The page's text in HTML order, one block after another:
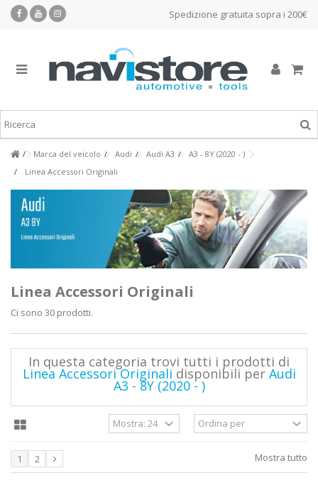
Spedizione gratuita sopra i 200€
Marca del veicolo Audi Audi A3
A3 - 8Y (2020 - )
Linea Accessori Originali
Linea Accessori Originali
Ci sono 30 prodotti.
In questa categoria trovi tutti i prodotti di
Linea Accessori Originali disponibili per Audi
A3 - 8Y (2020 - )
Mostra tutto
1 2